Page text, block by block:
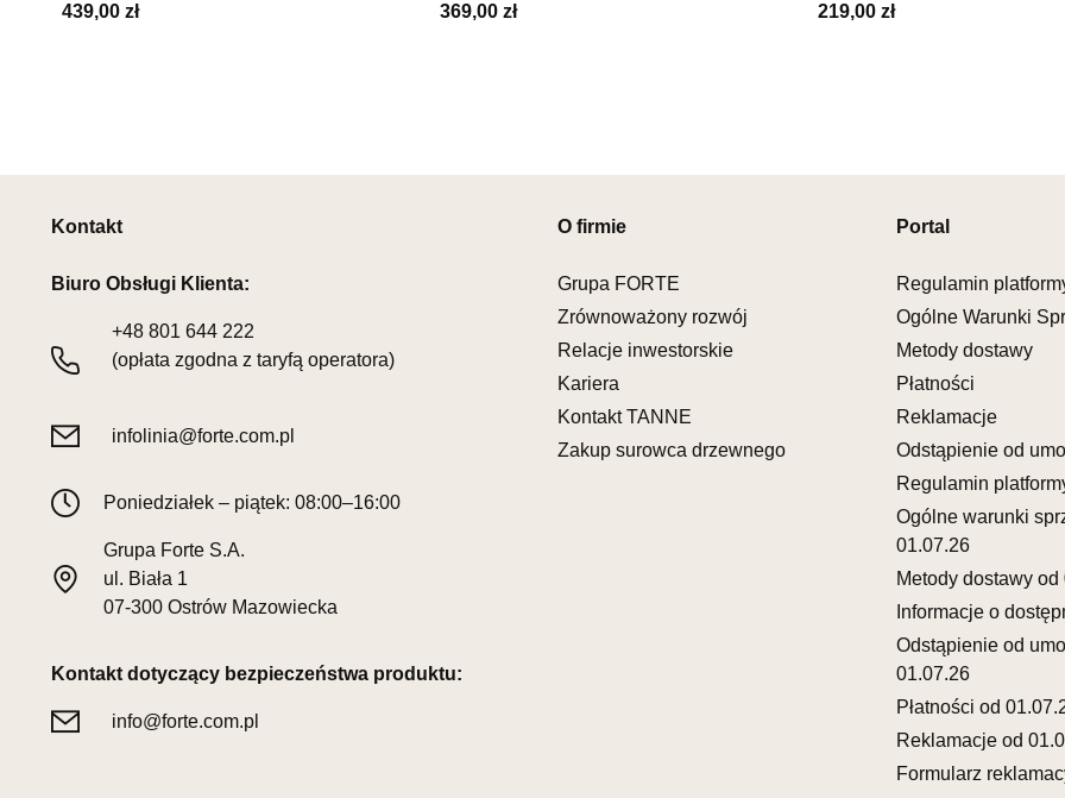
Pn-Pt:
SALON
65-943
Adres e-
Godziny
SALON
Salon
Nr tel.59-
Adres e-
Godziny
Pn-Pt:
439,00 zł 369,00 zł 219,00 zł
Kontakt
Biuro Obsługi Klienta:
+48 801 644 222
(opłata zgodna z taryfą operatora)
infolinia@forte.com.pl
Poniedziałek – piątek: 08:00–16:00
Grupa Forte S.A.
ul. Biała 1
07-300 Ostrów Mazowiecka
Kontakt dotyczący bezpieczeństwa produktu:
info@forte.com.pl
O firmie
Grupa FORTE
Zrównoważony rozwój
Relacje inwestorskie
Kariera
Kontakt TANNE
Zakup surowca drzewnego
Portal
Regulamin
Ogólne Warunki
Metody dostawy
Płatności
Reklamacje
Odstąpienie od
Regulamin
Ogólne warunki
01.07.26
Metody dostawy od
Informacje o
Odstąpienie od
01.07.26
Płatności od
Reklamacje od
Formularz